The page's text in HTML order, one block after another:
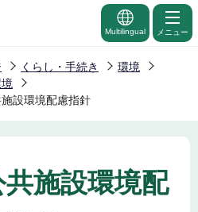
Multilingual メニュー
くらし・手続き
環境
設環境配慮指針
施設環境配